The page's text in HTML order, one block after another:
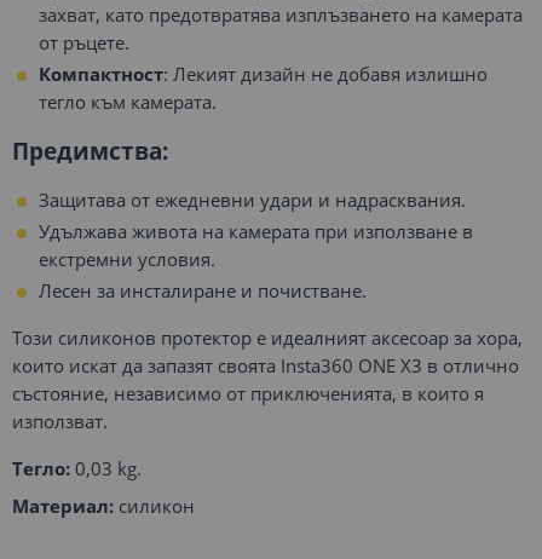
захват, като предотвратява изплъзването на камерата
от ръцете.
Компактност: Лекият дизайн не добавя излишно
тегло към камерата.
Предимства:
Защитава от ежедневни удари и надрасквания.
Удължава живота на камерата при използване в
екстремни условия.
Лесен за инсталиране и почистване.
Този силиконов протектор е идеалният аксесоар за хора,
които искат да запазят своята Insta360 ONE X3 в отлично
състояние, независимо от приключенията, в които я
използват.
Тегло: 0,03 kg.
Материал: силикон